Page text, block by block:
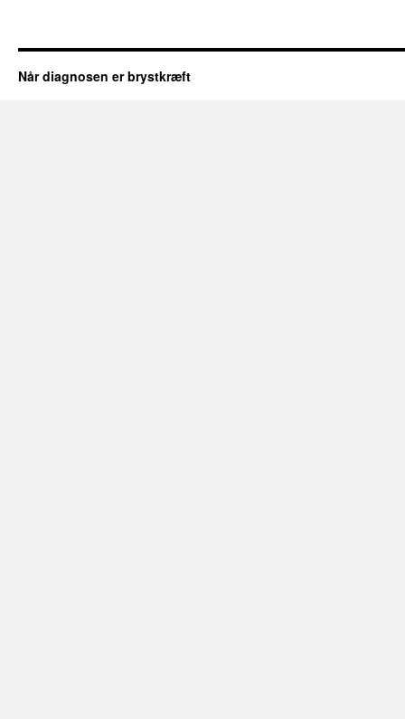
Når diagnosen er brystkræft